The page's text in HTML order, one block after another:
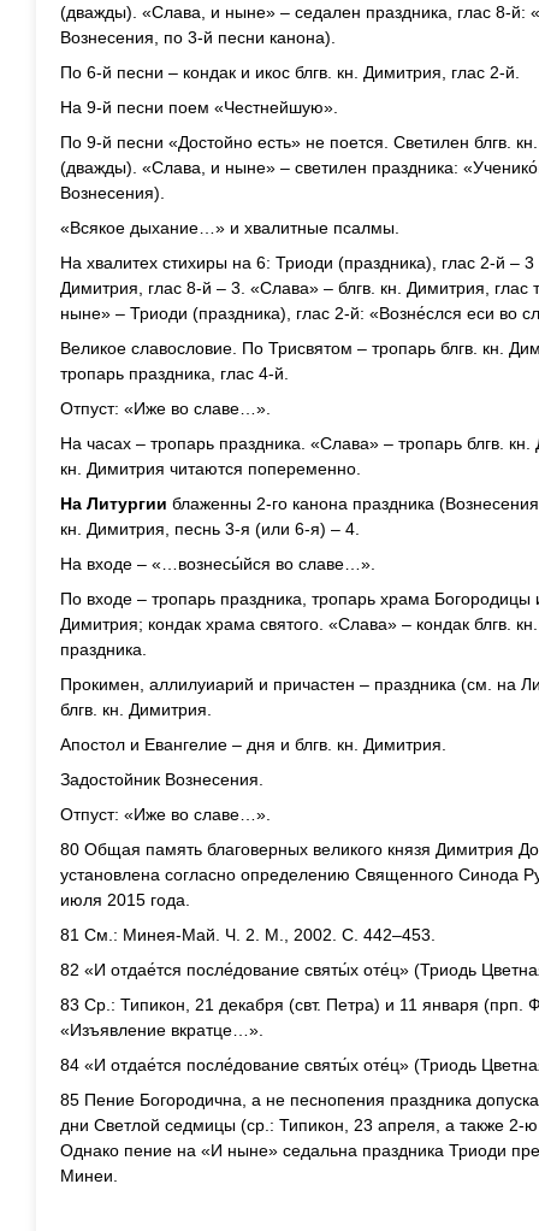
(дважды). «Слава, и ныне» – седален праздника, глас 8-й:
Вознесения, по 3-й песни канона).
По 6-й песни – кондак и икос блгв. кн. Димитрия, глас 2-й.
На 9-й песни поем «Честнейшую».
По 9-й песни «Достойно есть» не поется. Светилен блгв.
(дважды). «Слава, и ныне» – светилен праздника:
Вознесения).
«Всякое дыхание…» и хвалитные псалмы.
На хвалитех стихиры на 6: Триоди (праздника), глас 2-й –
Димитрия, глас 8-й – 3. «Слава» – блгв. кн. Димитрия,
ныне» – Триоди (праздника), глас 2-й: «Возне́слся еси во
Великое славословие. По Трисвятом – тропарь блгв. кн.
тропарь праздника, глас 4-й.
Отпуст: «Иже во славе…».
На часах – тропарь праздника. «Слава» – тропарь блгв.
кн. Димитрия читаются попеременно.
На Литургии блаженны 2-го канона праздника
кн. Димитрия, песнь 3-я (или 6-я) – 4.
На входе – «…вознесы́йся во славе…».
По входе – тропарь праздника, тропарь храма Богородицы
Димитрия; кондак храма святого. «Слава» – кондак блгв.
праздника.
Прокимен, аллилуиарий и причастен – праздника (см. на
блгв. кн. Димитрия.
Апостол и Евангелие – дня и блгв. кн. Димитрия.
Задостойник Вознесения.
Отпуст: «Иже во славе…».
80 Общая память благоверных великого князя Димитрия
установлена согласно определению Священного Синода
июля 2015 года.
81 См.: Минея-Май. Ч. 2. М., 2002. С. 442–453.
82 «И отдае́тся после́дование святы́х оте́ц» (Триодь
83 Ср.: Типикон, 21 декабря (свт. Петра) и 11 января
«Изъявление вкратце…».
84 «И отдае́тся после́дование святы́х оте́ц» (Триодь
85 Пение Богородична, а не песнопения праздника
дни Светлой седмицы (ср.: Типикон, 23 апреля, а также 2-
Однако пение на «И ныне» седальна праздника Триоди
Минеи.